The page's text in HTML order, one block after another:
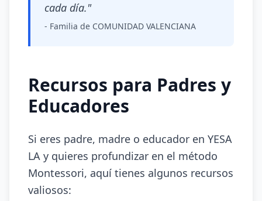
cada día."
- Familia de COMUNIDAD VALENCIANA
Recursos para Padres y
Educadores
Si eres padre, madre o educador en YESA
LA y quieres profundizar en el método
Montessori, aquí tienes algunos recursos
valiosos: